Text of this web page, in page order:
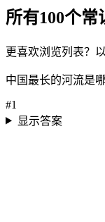
所有100个常
更喜欢浏览列表？
中国最长的河流是哪
#1
显示答案